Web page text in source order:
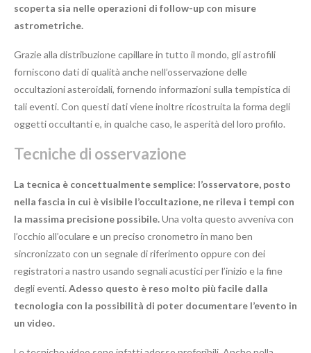
scoperta sia nelle operazioni di follow-up con misure
astrometriche.
Grazie alla distribuzione capillare in tutto il mondo, gli astrofili
forniscono dati di qualità anche nell’osservazione delle
occultazioni asteroidali, fornendo informazioni sulla tempistica di
tali eventi. Con questi dati viene inoltre ricostruita la forma degli
oggetti occultanti e, in qualche caso, le asperità del loro profilo.
Tecniche di osservazione
La tecnica è concettualmente semplice: l’osservatore, posto
nella fascia in cui è visibile l’occultazione, ne rileva i tempi con
la massima precisione possibile.Una volta questo avveniva con
l’occhio all’oculare e un preciso cronometro in mano ben
sincronizzato con un segnale di riferimento oppure con dei
registratori a nastro usando segnali acustici per l’inizio e la fine
degli eventi. Adesso questo è reso molto più facile dalla
tecnologia con la possibilità di poter documentare l’evento in
un video.